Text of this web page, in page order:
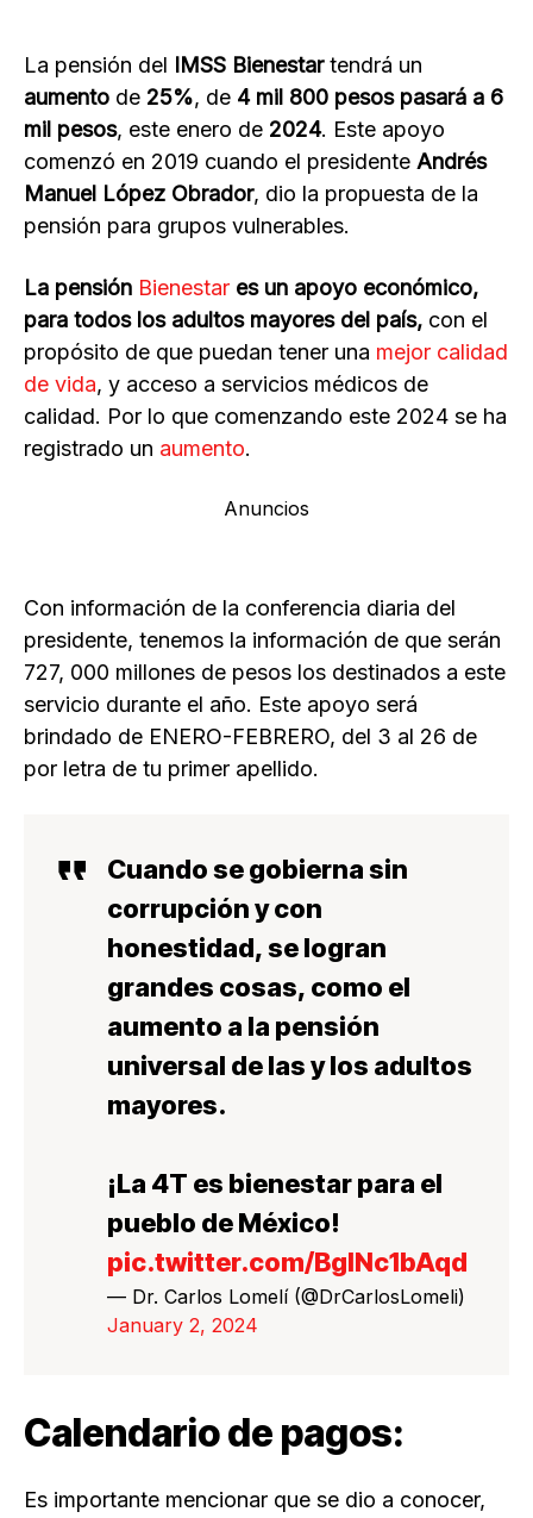
La pensión del IMSS Bienestartendrá un
aumento de 25%, de 4 mil 800 pesos pasará a 6
mil pesos, este enero de 2024. Este apoyo
comenzó en 2019 cuando el presidente Andrés
Manuel López Obrador, dio la propuesta de la
pensión para grupos vulnerables.
La pensión Bienestar es un apoyo económico,
para todos los adultos mayores del país, con el
propósito de que puedan tener una mejor calidad
de vida, y acceso a servicios médicos de
calidad. Por lo que comenzando este 2024 se ha
registrado un aumento.
Anuncios
Con información de la conferencia diaria del
presidente, tenemos la información de que serán
727, 000 millones de pesos los destinados a este
servicio durante el año. Este apoyo será
brindado de ENERO-FEBRERO, del 3 al 26 de
por letra de tu primer apellido.
Cuando se gobierna sin
corrupción y con
honestidad, se logran
grandes cosas, como el
aumento a la pensión
universal de las y los adultos
mayores.
¡La 4T es bienestar para el
pueblo de México!
pic.twitter.com/BgINc1bAqd
— Dr. Carlos Lomelí (@DrCarlosLomeli)
January 2, 2024
Calendario de pagos:
Es importante mencionar que se dio a conocer,